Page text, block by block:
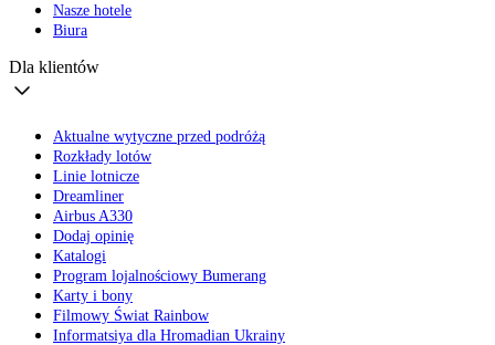
Nasze hotele
Biura
Dla klientów
Aktualne wytyczne przed podróżą
Rozkłady lotów
Linie lotnicze
Dreamliner
Airbus A330
Dodaj opinię
Katalogi
Program lojalnościowy Bumerang
Karty i bony
Filmowy Świat Rainbow
Informatsiya dla Hromadian Ukrainy